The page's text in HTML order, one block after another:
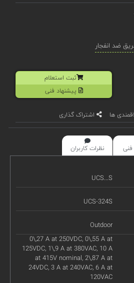
ضد انفجار
ثبت استعلام
پیشنهاد فنی
ها اشتراک گذاری
نظرات کاربران
UCS...S
UCS-324S
Outdoor
0\,27 A at 250VDC, 0\,55 A at
125VDC, 1\,9 A at 380VAC, 10 A
at 415V nominal, 2\,87 A at
24VDC, 3 A at 240VAC, 6 A at
120VAC